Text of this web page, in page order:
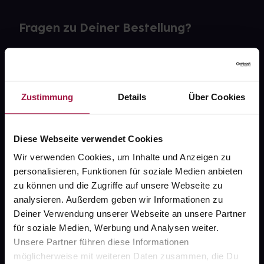
Zustimmung Details Über Cookies
Diese Webseite verwendet Cookies
Wir verwenden Cookies, um Inhalte und Anzeigen zu
personalisieren, Funktionen für soziale Medien anbieten
zu können und die Zugriffe auf unsere Webseite zu
analysieren. Außerdem geben wir Informationen zu
Deiner Verwendung unserer Webseite an unsere Partner
für soziale Medien, Werbung und Analysen weiter.
Unsere Partner führen diese Informationen
möglicherweise mit weiteren Daten zusammen, die Du
Fragen zu Deiner Bestellung?
gesund.de
Über uns
Newsletter